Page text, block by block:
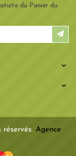
du Panier du


Agence